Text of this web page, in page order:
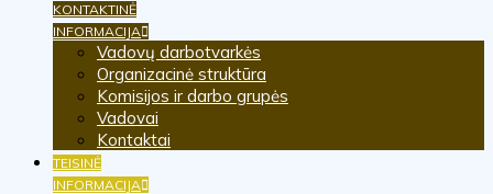
KONTAKTINĖ
INFORMACIJA
Vadovų darbotvarkės
Organizacinė struktūra
Komisijos ir darbo grupės
Vadovai
Kontaktai
TEISINĖ
INFORMACIJA